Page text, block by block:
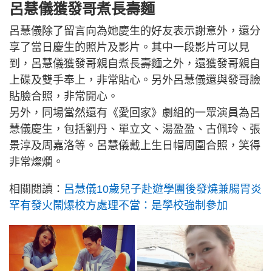
呂慧儀獲發哥煮長壽麵
呂慧儀除了留言向為她慶生的好友表示謝意外，還分
享了當日慶生的照片及影片。其中一段影片可以見
到，呂慧儀獲發哥親自煮長壽麵之外，還獲發哥親自
上碟及雙手奉上，非常貼心。另外呂慧儀還與發哥臉
貼臉合照，非常開心。
另外，同場當然還有《愛回家》劇組的一眾演員為呂
慧儀慶生，包括劉丹、單立文、湯盈盈、古佩玲、張
景淳及周嘉洛等。呂慧儀戴上生日帽周圍合照，笑得
非常燦爛。
相關閱讀： 呂慧儀10歲兒子赴遊學團後發燒兼腸胃炎
罕有發火鬧爆校方處理不當：是學校強制參加